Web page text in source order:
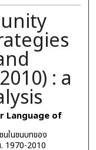
: a
Language of
ในชนบทของ
1970-2010